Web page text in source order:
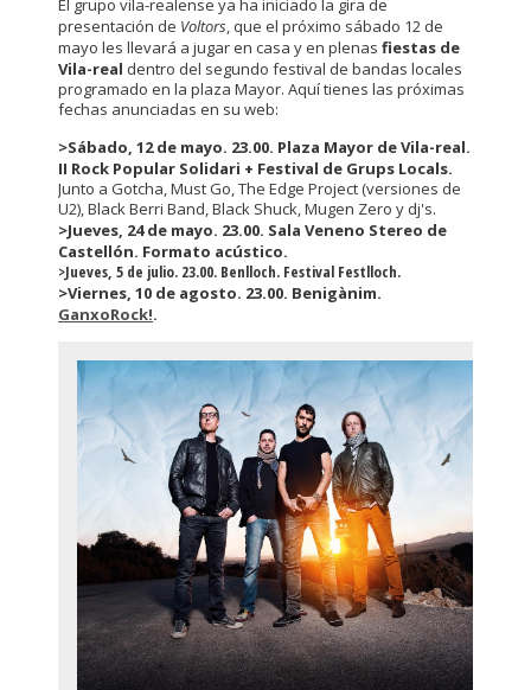
El grupo vila-realense ya ha iniciado la gira de
presentación de Voltors, que el próximo sábado 12 de
mayo les llevará a jugar en casa y en plenas fiestas de
Vila-real dentro del segundo festival de bandas locales
programado en la plaza Mayor. Aquí tienes las próximas
fechas anunciadas en su web:
>Sábado, 12 de mayo. 23.00. Plaza Mayor de Vila-real.
II Rock Popular Solidari + Festival de Grups Locals.
Junto a Gotcha, Must Go, The Edge Project (versiones de
U2), Black Berri Band, Black Shuck, Mugen Zero y dj's.
>Jueves, 24 de mayo. 23.00. Sala Veneno Stereo de
Castellón. Formato acústico.
>Jueves, 5 de julio. 23.00. Benlloch. Festival Festlloch.
>Viernes, 10 de agosto. 23.00. Benigànim.
GanxoRock!.